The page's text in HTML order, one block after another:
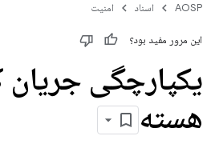
AOSP اسناد امنیت
این مرور مفید بود؟
یکپارچگی جریان
هسته